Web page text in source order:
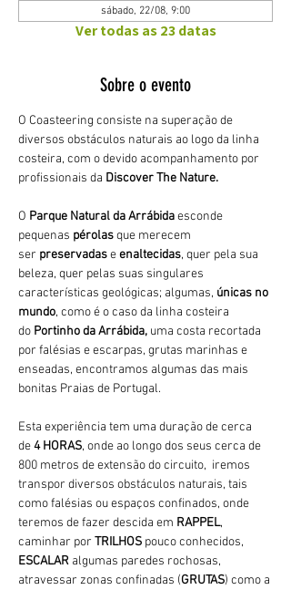
sábado, 22/08, 9:00
Ver todas as 23 datas
Sobre o evento
O Coasteering consiste na superação de
diversos obstáculos naturais ao logo da linha
costeira, com o devido acompanhamento por
profissionais da Discover The Nature.
O Parque Natural da Arrábida esconde
pequenas pérolas que merecem
ser preservadas e enaltecidas, quer pela sua
beleza, quer pelas suas singulares
características geológicas; algumas, únicas no
mundo, como é o caso da linha costeira
do Portinho da Arrábida, uma costa recortada
por falésias e escarpas, grutas marinhas e
enseadas, encontramos algumas das mais
bonitas Praias de Portugal.
Esta experiência tem uma duração de cerca
de 4 HORAS, onde ao longo dos seus cerca de
800 metros de extensão do circuito,  iremos
transpor diversos obstáculos naturais, tais
como falésias ou espaços confinados, onde
teremos de fazer descida em RAPPEL,
caminhar por TRILHOS pouco conhecidos,
ESCALAR algumas paredes rochosas,
atravessar zonas confinadas (GRUTAS) como a